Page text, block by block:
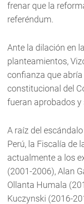
frenar que la
referéndum.
Ante la dilación en
planteamientos,
confianza que
constitucional del
fueran aprobados
A raíz del
Perú, la Fiscalía de
actualmente a los
(2001-2006), Alan
Ollanta Humala
Kuczynski (2016-